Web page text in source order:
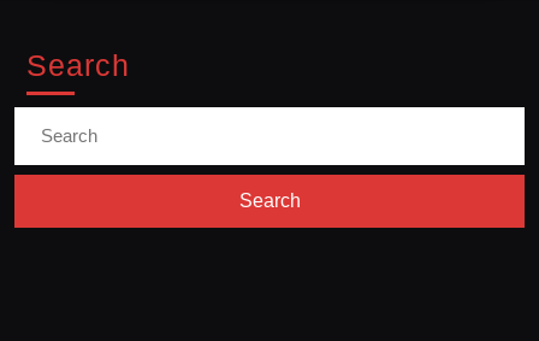
Search
For: